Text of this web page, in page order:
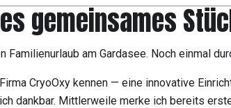
gemeinsames
am Gardasee. Noch einmal
CryoOxy kennen — eine innovative
dankbar. Mittlerweile merke ich bereits